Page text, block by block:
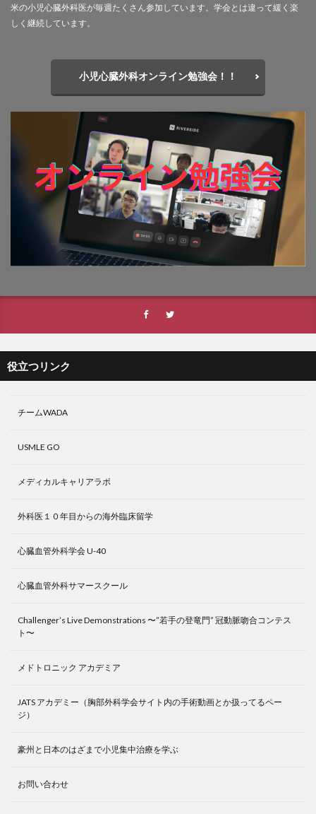
米の小児心臓外科医が毎週たくさん参加しています。学会とは違って緩く楽
しく継続しています。
小児心臓外科オンライン勉強会！！
役立つリンク
チームWADA
USMLE GO
メディカルキャリアラボ
外科医１０年目からの海外臨床留学
心臓血管外科学会 U-40
心臓血管外科サマースクール
Challenger’s Live Demonstrations 〜”若手の登竜門” 冠動脈吻合コンテス
ト〜
メドトロニック アカデミア
JATS アカデミー（胸部外科学会サイト内の手術動画とか扱ってるペー
ジ）
豪州と日本のはざまで小児集中治療を学ぶ
お問い合わせ